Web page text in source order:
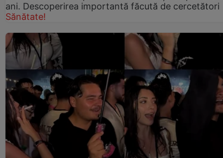
ani. Descoperirea importantă făcută de cercetători
Sănătate!